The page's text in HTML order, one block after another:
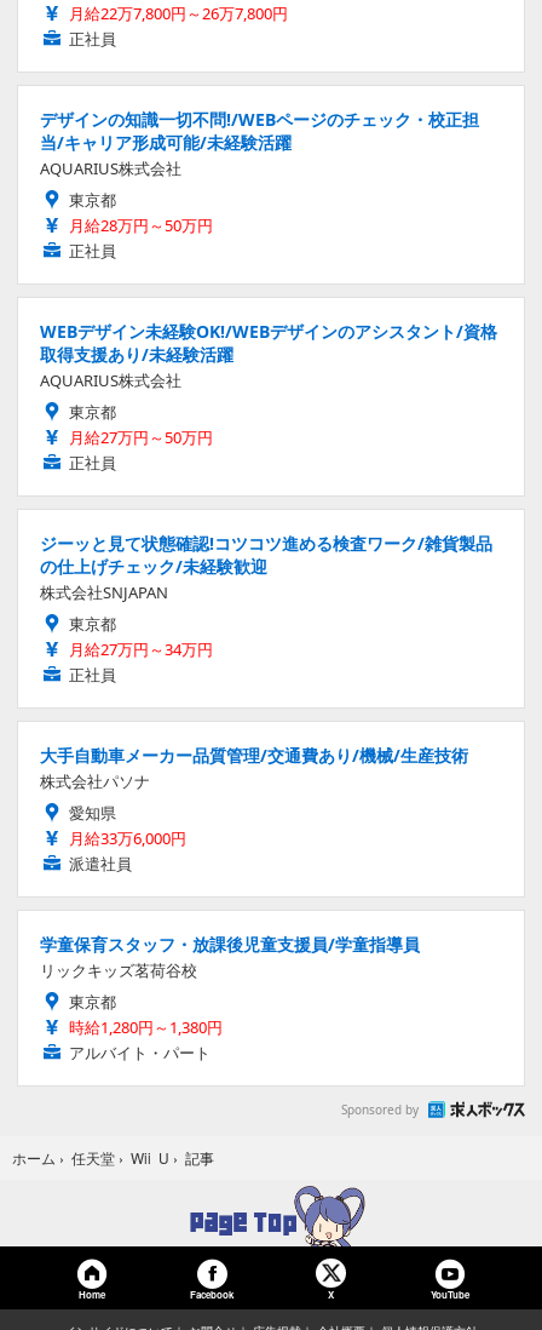
月給22万7,800円～26万7,800円
正社員
デザインの知識一切不問!/WEBページのチェック・校正担
当/キャリア形成可能/未経験活躍
AQUARIUS株式会社
東京都
月給28万円～50万円
正社員
WEBデザイン未経験OK!/WEBデザインのアシスタント/資格
取得支援あり/未経験活躍
AQUARIUS株式会社
東京都
月給27万円～50万円
正社員
ジーッと見て状態確認!コツコツ進める検査ワーク/雑貨製品
の仕上げチェック/未経験歓迎
株式会社SNJAPAN
東京都
月給27万円～34万円
正社員
大手自動車メーカー品質管理/交通費あり/機械/生産技術
株式会社パソナ
愛知県
月給33万6,000円
派遣社員
学童保育スタッフ・放課後児童支援員/学童指導員
リックキッズ茗荷谷校
東京都
時給1,280円～1,380円
アルバイト・パート
Sponsored by
ホーム › 任天堂 › Wii U › 記事
Home Facebook X YouTube